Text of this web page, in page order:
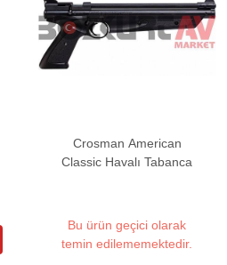
Crosman American
Classic Havalı Tabanca
Bu ürün geçici olarak
temin edilememektedir.